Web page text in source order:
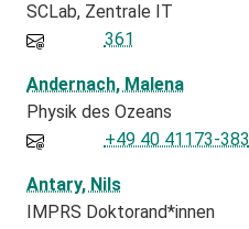
SCLab Zentrale IT
361
Andernach, Malena
Physik des Ozeans
+49 40 41173-383
Antary, Nils
IMPRS Doktorand*innen